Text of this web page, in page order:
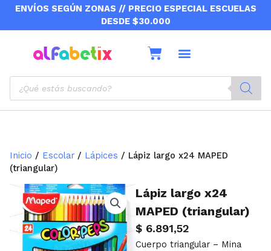
contenido
ENVÍOS SEGÚN ZONAS // PRECIO ESPECIAL ESCUELAS
DESDE $30.000
Cart
Products
search
Inicio / Escolar / Lápices / Lápiz largo x24 MAPED
(triangular)
Lápiz largo x24
MAPED (triangular)
$ 6.891,52
Cuerpo triangular – Mina